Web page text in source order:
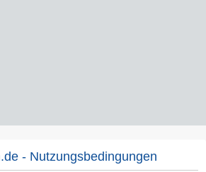
- Nutzungsbedingungen